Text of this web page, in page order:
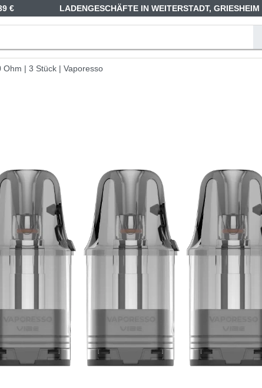
€ LADENGESCHÄFTE IN WEITERSTADT,
| 3 Stück | Vaporesso